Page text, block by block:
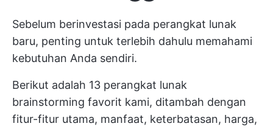
Sebelum berinvestasi pada perangkat lunak
baru, penting untuk terlebih dahulu memahami
kebutuhan Anda sendiri.
Berikut adalah 13 perangkat lunak
brainstorming favorit kami, ditambah dengan
fitur-fitur utama, manfaat, keterbatasan, harga,